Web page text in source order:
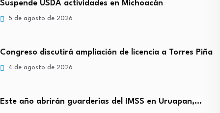
Suspende USDA actividades en Michoacán
5 de agosto de 2026
Congreso discutirá ampliación de licencia a Torres Piña
4 de agosto de 2026
Este año abrirán guarderías del IMSS en Uruapan,…